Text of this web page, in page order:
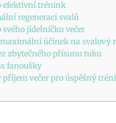
efektivní trénink
regeneraci svalů
jídelníčku večer
účinek na svalový
zbytečného přísunu tuku
fanoušky
příjem večer pro úspěšný